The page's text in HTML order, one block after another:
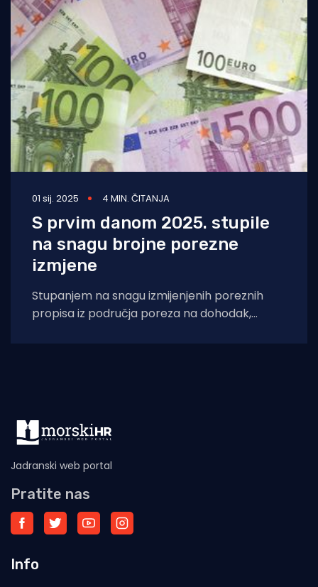
01 sij. 2025 4 MIN. ČITANJA
S prvim danom 2025. stupile
na snagu brojne porezne
izmjene
Stupanjem na snagu izmijenjenih poreznih
propisa iz područja poreza na dohodak,
Jadranski web portal
Pratite nas
Info